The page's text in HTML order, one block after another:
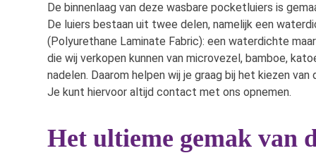
De binnenlaag van deze wasbare pocketluiers is
De luiers bestaan uit twee delen, namelijk een
(Polyurethane Laminate Fabric): een waterdichte
die wij verkopen kunnen van microvezel, bamboe,
nadelen. Daarom helpen wij je graag bij het kiezen
Je kunt hiervoor altijd contact met ons opnemen.
Het ultieme gemak van